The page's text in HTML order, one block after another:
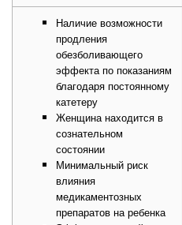
Наличие возможности
продления
обезболивающего
эффекта по показаниям
благодаря постоянному
катетеру
Женщина находится в
сознательном
состоянии
Минимальный риск
влияния
медикаментозных
препаратов на ребенка